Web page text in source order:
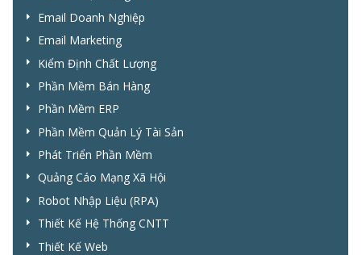
Email Doanh Nghiệp
Email Marketing
Kiểm Định Chất Lượng
Phần Mềm Bán Hàng
Phần Mềm ERP
Phần Mềm Quản Lý Tài Sản
Phát Triển Phần Mềm
Quảng Cáo Mạng Xã Hội
Robot Nhập Liệu (RPA)
Thiết Kế Hệ Thống CNTT
Thiết Kế Web